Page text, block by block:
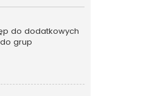
do dodatkowych
grup